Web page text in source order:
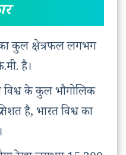
कुल क्षेत्रफल लगभग
है।
विश्व के कुल भौगोलिक
है, भारत विश्व का